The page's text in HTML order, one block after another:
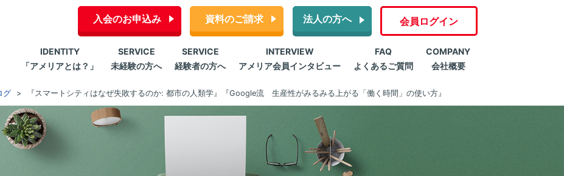
入会のお申込み 資料のご請求 法人の方へ 会員ログイン
IDENTITY
「アメリアとは？」
SERVICE
未経験の方へ
SERVICE
経験者の方へ
INTERVIEW
アメリア会員インタビュー
FAQ
よくあるご質問
COMPANY
会社概要
グ 『スマートシティはなぜ失敗するのか: 都市の人類学』『Google流 生産性がみるみる上がる「働く時間」の使い方』